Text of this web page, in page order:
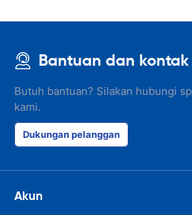
Bantuan dan kontak
Butuh bantuan? Silakan hubungi
kami.
Dukungan pelanggan
Akun